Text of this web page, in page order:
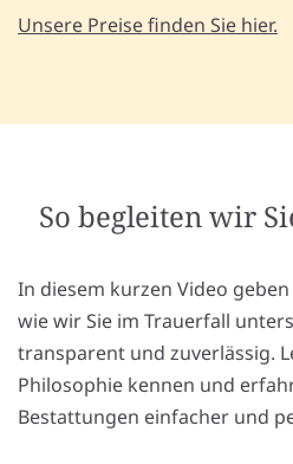
Unsere Preise finden Sie hier.
So begleiten wir
In diesem kurzen Video
wie wir Sie im Trauerfall
transparent und zuverlässig.
Philosophie kennen und
Bestattungen einfacher und